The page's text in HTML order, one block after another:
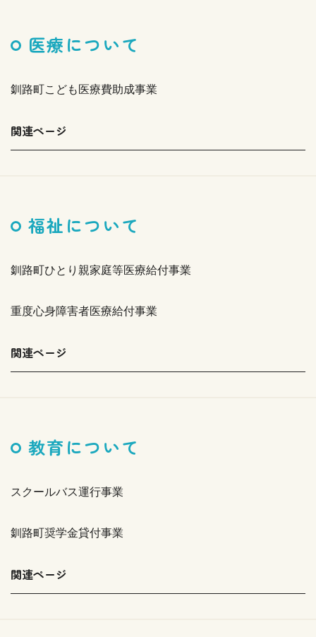
医療について
釧路町こども医療費助成事業
関連ページ
福祉について
釧路町ひとり親家庭等医療給付事業
重度心身障害者医療給付事業
関連ページ
教育について
スクールバス運行事業
釧路町奨学金貸付事業
関連ページ